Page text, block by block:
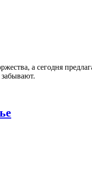
а сегодня